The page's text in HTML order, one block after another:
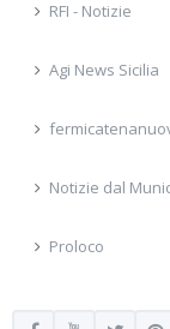
RFI - Notizie
Agi News Sicilia
Notizie dal
Proloco